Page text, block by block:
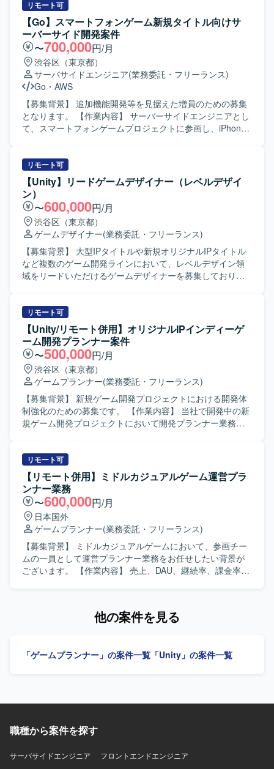
機能部分の量産設計および実装 ・アウトゲーム、インゲー
ム部分を効率的に開発するために必要な周辺ツールの実装
および改修 ・その他、エンジニア/デザイナー/プランナー間
とのコミュニケーション 【求める人物像】 ・常により良い
モノづくりを追求できる方です。 ・チームワークを重んじ
る方です。 ・ゲームシステムを理解して制作できる方で
す。 ・自走できる方です。 【開発環境】 ・開発ツール：
Unity ・ライブラリ：UniTask、UniRx、MasterMemory
リモート可
【Go】スマートフォンゲーム新規タイトル向けサ
ーバーサイド開発案件
〜700,000円/月
渋谷区（東京都）
サーバサイドエンジニア(業務委託・フリーランス)
Go ・ AWS
【募集背景】 追加機能開発等を見据えた増員のための募集
となります。 【作業内容】 サーバーサイドエンジニアとし
て、スマートフォンゲームプロジェクトに参画し、iPhone /
タイトルのバックエンド領域において、機能追加や改善対
応、運用上の各種対応などを担当していただきます。 【求
める人物像】 新しい技術やツールに積極的に触れ、自発的
にキャッチアップしていく姿勢をお持ちの方を求めていま
す。また、他職種とも連携しながら、チームでサービスを
育てていく意識をお持ちの方が望ましいです。 【ポジショ
ンの魅力】 超大型IPの新規プロジェクトにおいて、マルチ
プラットフォーム展開・3Dゲームタイトルのバックエンド
開発に携わることができます。高トラフィックなゲームサ
ービスの開発・運用に関わることで、スケーラビリティや
リッククラウドを利用し、開発言語は Go を採用していま
す。Claude Code、Codex、GitHub Copilot、Cursor などの
AI系ツールも活用しながら開発を進めていきます。
リモート可
【Unity】リードゲームデザイナー（レベルデザイ
ン）
〜600,000円/月
渋谷区（東京都）
ゲームデザイナー(業務委託・フリーランス)
【募集背景】 大型IPタイトルや新規オリジナルIPタイトル
など複数のゲーム開発ラインにおいて、レベルデザイン領
域をリードいただけるゲームデザイナーを募集しておりま
ルデザインやパラメーターデザイン、多職種にまたがる開
発業務の制作進行管理をご担当いただきます。ご希望に応
じて、将来的に他セクションや新規タイトルを含めた他プ
ロジェクトへの異動や、マネジメントへのミッション変更
なども可能です。 【求める人物像】 ヒットさせるために何
が必要かを徹底的に追求し、IP自体の価値最大化やファン
層拡大を意識してものづくりに取り組める方を求めていま
す。チームの枠を越えて主体的に意見を出し合い、自律的
に価値創出を行うカルチャーに共感し、新たな挑戦を歓迎
しながら事業成長と個人の成長を相互に加速させていきた
ます。 【ポジションの魅力】 グローバル展開前提の大規模
IPゲーム開発を中核に、コンシューマーゲーム開発や新規
オリジナルIP創出、インディーゲーム開発まで、企画初期
段階から運用・海外展開まで一気通貫で関われる多様なプ
ロジェクトに携わることができます。長期的にトップクラ
スのヒットタイトルを創出するための大規模な開発体制や
高度な運用ノウハウがあり、グループ横断での人材配置や
技術力の集約により、開発スピードと品質の両立を目指す
環境です。大きな裁量を持ちながら、長期的に活躍できる
環境づくりにも注力した組織で開発に取り組むことができ
ております。勉強会参加にかかる費用やR&Dなどの技術投
環境に加え、プロジェクトごとのマイルストンに応じた有
リモート可
【Unity/リモート併用】オリジナルIPインディーゲ
ーム開発プランナー案件
〜500,000円/月
渋谷区（東京都）
ゲームプランナー(業務委託・フリーランス)
【募集背景】 新規ゲーム開発プロジェクトにおける開発体
制強化のための募集です。 【作業内容】 当社で開発中の新
規ゲーム開発プロジェクトにおいて開発プランナー業務を
小規模なチームでの開発となり、将来的に他セクションや
新規タイトルを含めた他プロジェクトへの異動や、マネジ
メントへのミッション変更なども可能です。 【求める人物
像】 インディーゲームやアドベンチャーゲームへの強い興
味や知見をお持ちで、主体的に課題を発見し解決しながら
業務を推進いただける方を求めています。チームでのもの
づくりを楽しみ、少数精鋭な環境で職能にこだわらず幅広
い業務に携わることにやりがいを感じていただける方を歓
迎いたします。 【ポジションの魅力】 オリジナルIPや有力
IPによる大規模ゲーム開発からインディーゲーム開発ま
と高度な運用ノウハウを生かした長期的なヒットタイトル
す。 【開発環境】 ゲーム開発に最適な機材を含む環境が整
ります。
リモート可
【リモート併用】ミドルカジュアルゲーム運営プラ
ンナー業務
〜600,000円/月
日本国外
ゲームプランナー(業務委託・フリーランス)
【募集背景】 ミドルカジュアルゲームにおいて、参画チー
ムの一員として運営プランナー業務をお任せしたい背景が
ございます。 【作業内容】 売上、DAU、継続率、課金率な
の売上予測および着地見込み資料を作成します。クライア
務を主体的に推進していただきます。 【求める人物像】 ク
特定し、改善案を立案できる方を求めています。 【ポジシ
分析から施策立案、クライアントへの提案まで一連のプロ
運営に携わりながら、運営ディレクターやリードプランナ
他の案件を見る
「ゲームプランナー」の案件一覧 「Unity」の案件一覧
職種から案件を探す
サーバサイドエンジニア
フロントエンドエンジニア